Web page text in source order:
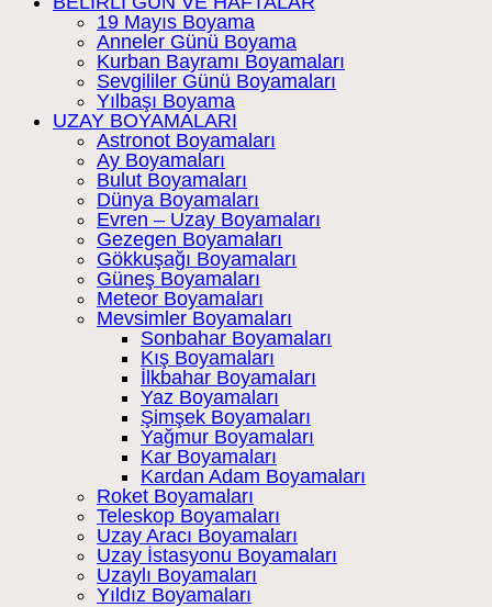
19 Mayıs Boyama
Anneler Günü Boyama
Kurban Bayramı Boyamaları
Sevgililer Günü Boyamaları
Yılbaşı Boyama
UZAY BOYAMALARI
Astronot Boyamaları
Ay Boyamaları
Bulut Boyamaları
Dünya Boyamaları
Evren – Uzay Boyamaları
Gezegen Boyamaları
Gökkuşağı Boyamaları
Güneş Boyamaları
Meteor Boyamaları
Mevsimler Boyamaları
Sonbahar Boyamaları
Kış Boyamaları
İlkbahar Boyamaları
Yaz Boyamaları
Şimşek Boyamaları
Yağmur Boyamaları
Kar Boyamaları
Kardan Adam Boyamaları
Roket Boyamaları
Teleskop Boyamaları
Uzay Aracı Boyamaları
Uzay İstasyonu Boyamaları
Uzaylı Boyamaları
Yıldız Boyamaları